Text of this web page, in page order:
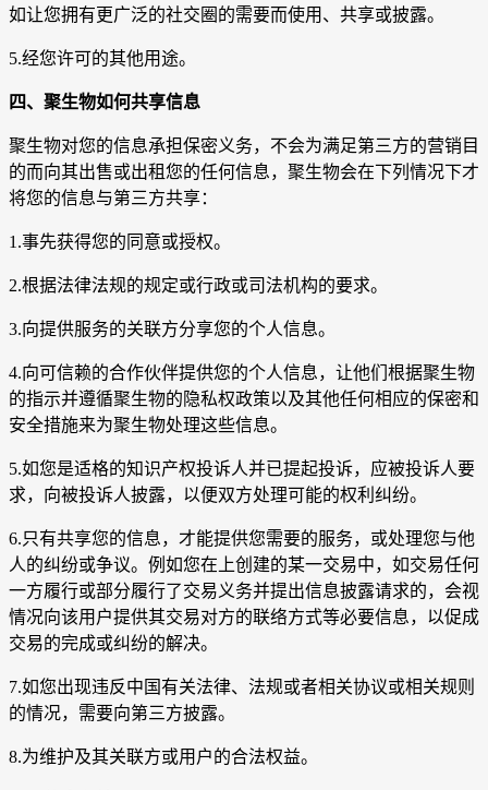
如让您拥有更广泛的社交圈的需要而使用、共享或披露。
5.经您许可的其他用途。
四、 聚生物如何共享信息
聚生物对您的信息承担保密义务，不会为满足第三方的营销目
的而向其出售或出租您的任何信息，聚生物会在下列情况下才
将您的信息与第三方共享：
1.事先获得您的同意或授权。
2.根据法律法规的规定或行政或司法机构的要求。
3.向提供服务的关联方分享您的个人信息。
4.向可信赖的合作伙伴提供您的个人信息，让他们根据聚生物
的指示并遵循聚生物的隐私权政策以及其他任何相应的保密和
安全措施来为聚生物处理这些信息。
5.如您是适格的知识产权投诉人并已提起投诉，应被投诉人要
求，向被投诉人披露，以便双方处理可能的权利纠纷。
6.只有共享您的信息，才能提供您需要的服务，或处理您与他
人的纠纷或争议。例如您在上创建的某一交易中，如交易任何
一方履行或部分履行了交易义务并提出信息披露请求的，会视
情况向该用户提供其交易对方的联络方式等必要信息，以促成
交易的完成或纠纷的解决。
7.如您出现违反中国有关法律、法规或者相关协议或相关规则
的情况，需要向第三方披露。
8.为维护及其关联方或用户的合法权益。